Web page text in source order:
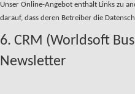
Unser Online-Angebot enthält Links zu
darauf, dass deren Betreiber die
6. CRM (Worldsoft
Newsletter